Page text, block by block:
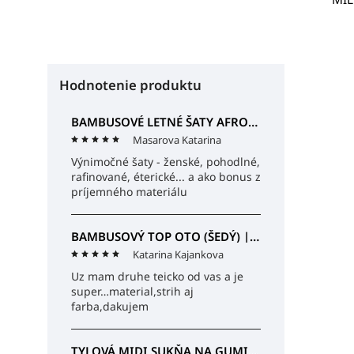
Hodnotenie produktu
BAMBUSOVÉ LETNÉ ŠATY AFRODITA (ČIERNE) | MIESTNI
Masarova Katarina
Výnimočné šaty - ženské, pohodlné,
rafinované, éterické... a ako bonus z
príjemného materiálu
BAMBUSOVÝ TOP OTO (ŠEDÝ) | MIESTNI
Katarina Kajankova
Uz mam druhe teicko od vas a je
super…material,strih aj
farba,dakujem
TYLOVÁ MIDI SUKŇA NA GUMIČKU SABINA (ČIERNA) | MIESTNI